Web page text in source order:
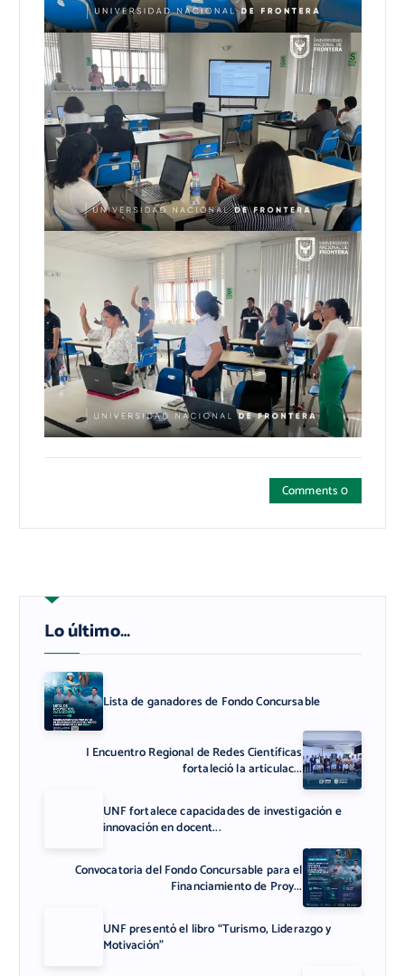
Comments 0
Lo último…
Lista de ganadores de Fondo Concursable
I Encuentro Regional de Redes Científicas
fortaleció la articulac...
UNF fortalece capacidades de investigación e
innovación en docent...
Convocatoria del Fondo Concursable para el
Financiamiento de Proy...
UNF presentó el libro “Turismo, Liderazgo y
Motivación”